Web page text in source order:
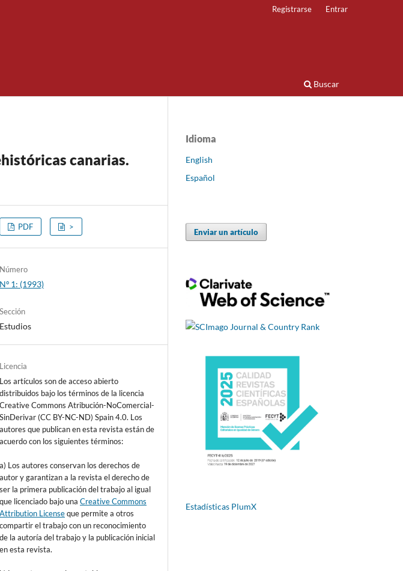
Buscar
Registrarse Entrar
canarias.
PDF >
Número
Nº 1: (1993)
Sección
Estudios
Licencia
Los artículos son de acceso abierto
distribuidos bajo los términos de la licencia
Creative Commons Atribución-NoComercial-
SinDerivar (CC BY-NC-ND) Spain 4.0. Los
autores que publican en esta revista están de
acuerdo con los siguientes términos:
a) Los autores conservan los derechos de
autor y garantizan a la revista el derecho de
ser la primera publicación del trabajo al igual
que licenciado bajo unaCreative Commons
Attribution Licenseque permite a otros
compartir el trabajo con un reconocimiento
de la autoría del trabajo y la publicación inicial
en esta revista.
Idioma
English
Español
Enviar un artículo
Estadísticas PlumX